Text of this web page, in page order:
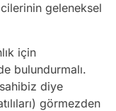
geleneksel
için
bulundurmalı.
diye
görmezden